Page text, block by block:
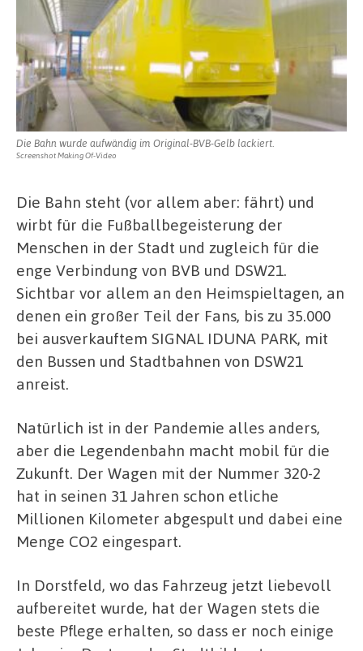
Die Bahn wurde aufwändig im Original-BVB-Gelb lackiert.
Screenshot Making Of-Video
Die Bahn steht (vor allem aber: fährt) und
wirbt für die Fußballbegeisterung der
Menschen in der Stadt und zugleich für die
enge Verbindung von BVB und DSW21.
Sichtbar vor allem an den Heimspieltagen, an
denen ein großer Teil der Fans, bis zu 35.000
bei ausverkauftem SIGNAL IDUNA PARK, mit
den Bussen und Stadtbahnen von DSW21
anreist.
Natürlich ist in der Pandemie alles anders,
aber die Legendenbahn macht mobil für die
Zukunft. Der Wagen mit der Nummer 320-2
hat in seinen 31 Jahren schon etliche
Millionen Kilometer abgespult und dabei eine
Menge CO2 eingespart.
In Dorstfeld, wo das Fahrzeug jetzt liebevoll
aufbereitet wurde, hat der Wagen stets die
beste Pflege erhalten, so dass er noch einige